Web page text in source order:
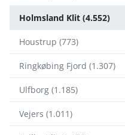
Holmsland Klit (4.552)
Houstrup (773)
Ringkøbing Fjord (1.307)
Ulfborg (1.185)
Vejers (1.011)